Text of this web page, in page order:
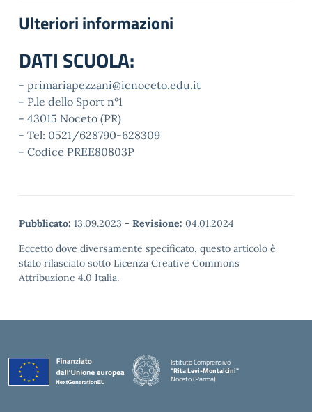
Ulteriori informazioni
DATI SCUOLA:
- primariapezzani@icnoceto.edu.it
- P.le dello Sport n°1
- 43015 Noceto (PR)
- Tel: 0521/628790-628309
- Codice PREE80803P
Pubblicato: 13.09.2023 - Revisione: 04.01.2024
Eccetto dove diversamente specificato, questo articolo è
stato rilasciato sotto Licenza Creative Commons
Attribuzione 4.0 Italia.
Istituto Comprensivo
"Rita Levi-Montalcini"
Noceto (Parma)